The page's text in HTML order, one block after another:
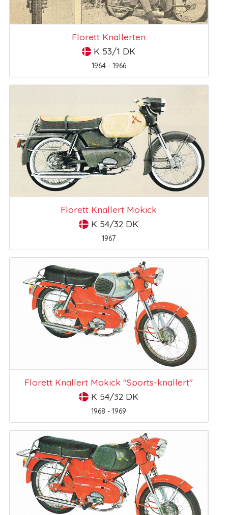
Florett Knallerten
K 53/1 DK
1964 - 1966
Florett Knallert Mokick
K 54/32 DK
1967
Florett Knallert Mokick "Sports-knallert"
K 54/32 DK
1968 - 1969